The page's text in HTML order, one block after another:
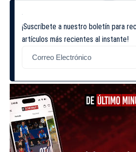
¡Suscríbete a nuestro boletín para
artículos más recientes al instante!